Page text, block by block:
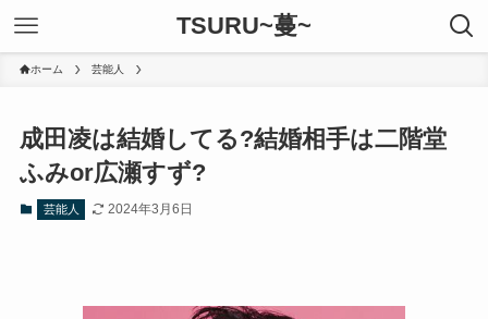
TSURU~蔓~
ホーム 芸能人
成田凌は結婚してる?結婚相手は二階堂
ふみor広瀬すず?
芸能人 2024年3月6日